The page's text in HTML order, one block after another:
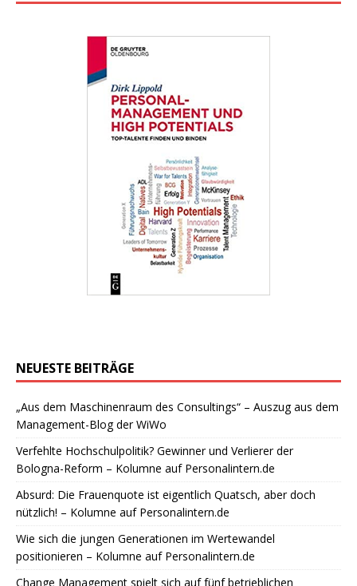
NEUESTE BEITRÄGE
„Aus dem Maschinenraum des Consultings“ – Auszug aus dem
Management-Blog der WiWo
Verfehlte Hochschulpolitik? Gewinner und Verlierer der
Bologna-Reform – Kolumne auf Personalintern.de
Absurd: Die Frauenquote ist eigentlich Quatsch, aber doch
nützlich! – Kolumne auf Personalintern.de
Wie sich die jungen Generationen im Wertewandel
positionieren – Kolumne auf Personalintern.de
Change Management spielt sich auf fünf betrieblichen